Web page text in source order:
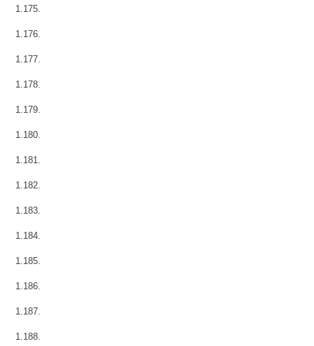
1.175.
1.176.
1.177.
1.178.
1.179.
1.180.
1.181.
1.182.
1.183.
1.184.
1.185.
1.186.
1.187.
1.188.